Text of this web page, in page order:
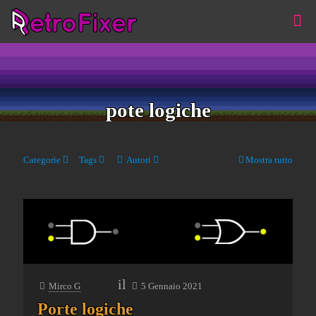
pote logiche
Categorie Tags Autori Mostra tutto
Mirco G il 5 Gennaio 2021
Porte logiche